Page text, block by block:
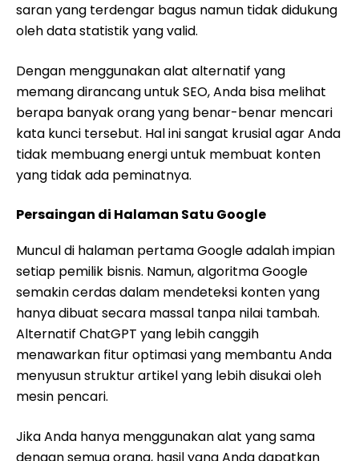
saran yang terdengar bagus namun tidak didukung
oleh data statistik yang valid.
Dengan menggunakan alat alternatif yang
memang dirancang untuk SEO, Anda bisa melihat
berapa banyak orang yang benar-benar mencari
kata kunci tersebut. Hal ini sangat krusial agar Anda
tidak membuang energi untuk membuat konten
yang tidak ada peminatnya.
Persaingan di Halaman Satu Google
Muncul di halaman pertama Google adalah impian
setiap pemilik bisnis. Namun, algoritma Google
semakin cerdas dalam mendeteksi konten yang
hanya dibuat secara massal tanpa nilai tambah.
Alternatif ChatGPT yang lebih canggih
menawarkan fitur optimasi yang membantu Anda
menyusun struktur artikel yang lebih disukai oleh
mesin pencari.
Jika Anda hanya menggunakan alat yang sama